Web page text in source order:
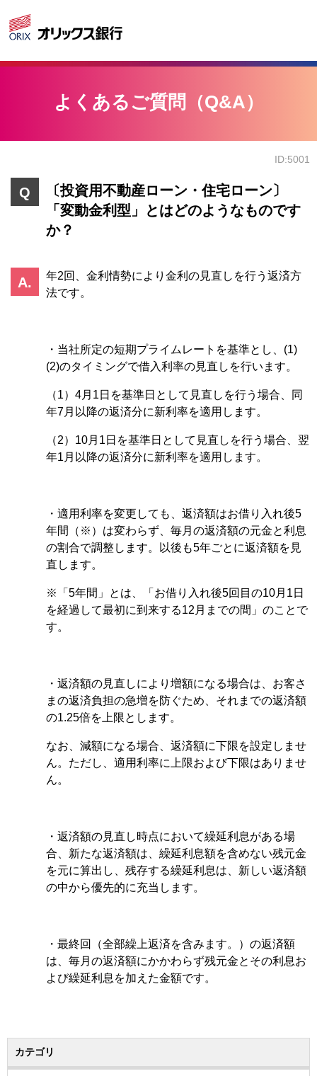
よくあるご質問（Q&A）
ID:5001
〔投資用不動産ローン・住宅ローン〕
「変動金利型」とはどのようなものです
か？
年2回、金利情勢により金利の見直しを行う返済方
法です。
・当社所定の短期プライムレートを基準とし、(1)
(2)のタイミングで借入利率の見直しを行います。
（1）4月1日を基準日として見直しを行う場合、同
年7月以降の返済分に新利率を適用します。
（2）10月1日を基準日として見直しを行う場合、翌
年1月以降の返済分に新利率を適用します。
・適用利率を変更しても、返済額はお借り入れ後5
年間（※）は変わらず、毎月の返済額の元金と利息
の割合で調整します。以後も5年ごとに返済額を見
直します。
※「5年間」とは、「お借り入れ後5回目の10月1日
を経過して最初に到来する12月までの間」のことで
す。
・返済額の見直しにより増額になる場合は、お客さ
まの返済負担の急増を防ぐため、それまでの返済額
の1.25倍を上限とします。
なお、減額になる場合、返済額に下限を設定しませ
ん。ただし、適用利率に上限および下限はありませ
ん。
・返済額の見直し時点において繰延利息がある場
合、新たな返済額は、繰延利息額を含めない残元金
を元に算出し、残存する繰延利息は、新しい返済額
の中から優先的に充当します。
・最終回（全部繰上返済を含みます。）の返済額
は、毎月の返済額にかかわらず残元金とその利息お
よび繰延利息を加えた金額です。
カテゴリ